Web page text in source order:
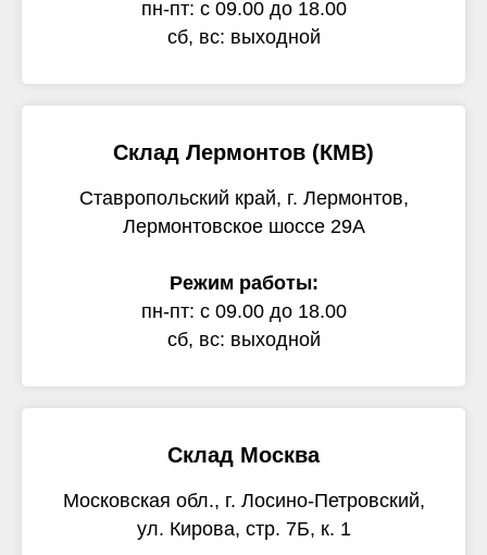
пн-пт: с 09.00 до 18.00
сб, вс: выходной
Склад Лермонтов (КМВ)
Ставропольский край, г. Лермонтов,
Лермонтовское шоссе 29А
Режим работы:
пн-пт: с 09.00 до 18.00
сб, вс: выходной
Склад Москва
Московская обл., г. Лосино-Петровский,
ул. Кирова, стр. 7Б, к. 1